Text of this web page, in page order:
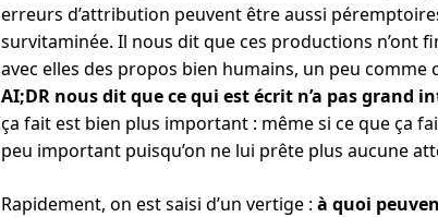
erreurs d’attribution peuvent être aussi
survitaminée. Il nous dit que ces productions n’ont
avec elles des propos bien humains, un peu
AI;DR nous dit que ce qui est écrit n’a pas grand
ça fait est bien plus important : même si ce que ça
peu important puisqu’on ne lui prête plus aucune
Rapidement, on est saisi d’un vertige : à quoi